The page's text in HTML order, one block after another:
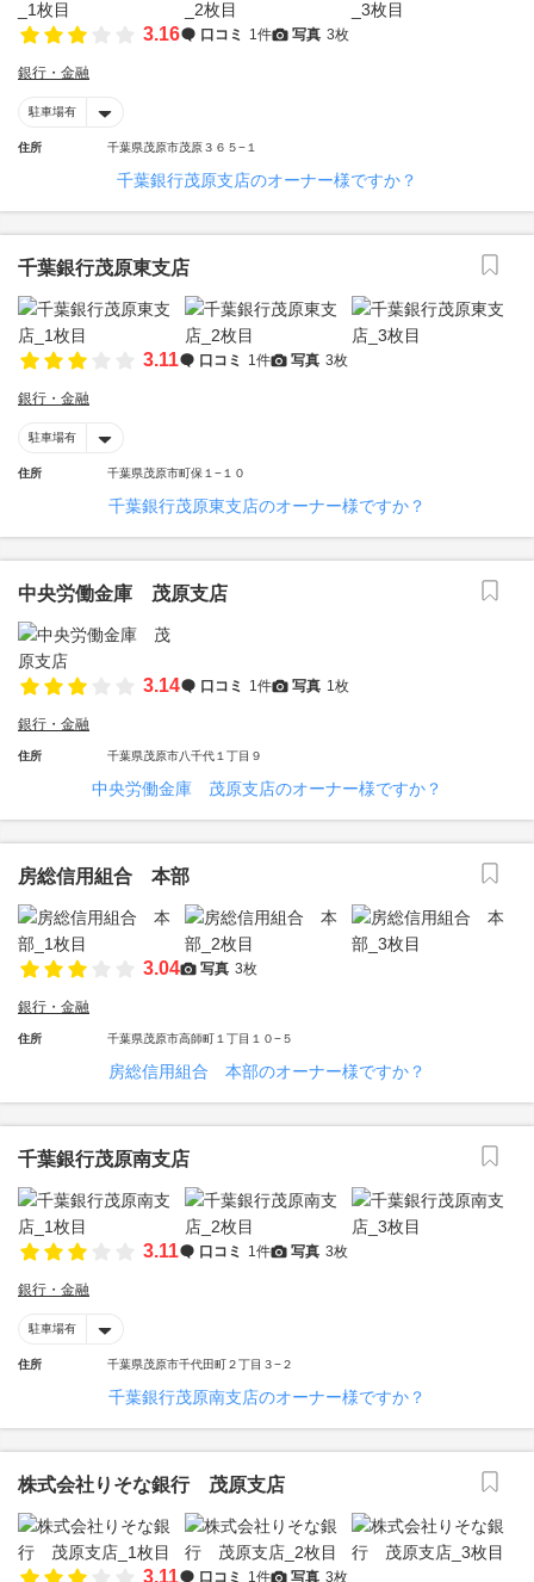
3.16 口コミ 1件 写真 3枚
銀行・金融
駐車場有
住所 千葉県茂原市茂原３６５−１
千葉銀行茂原支店のオーナー様ですか？
千葉銀行茂原東支店
3.11 口コミ 1件 写真 3枚
銀行・金融
駐車場有
住所 千葉県茂原市町保１−１０
千葉銀行茂原東支店のオーナー様ですか？
中央労働金庫 茂原支店
3.14 口コミ 1件 写真 1枚
銀行・金融
住所 千葉県茂原市八千代１丁目９
中央労働金庫 茂原支店のオーナー様ですか？
房総信用組合 本部
3.04 写真 3枚
銀行・金融
住所 千葉県茂原市高師町１丁目１０−５
房総信用組合 本部のオーナー様ですか？
千葉銀行茂原南支店
3.11 口コミ 1件 写真 3枚
銀行・金融
駐車場有
住所 千葉県茂原市千代田町２丁目３−２
千葉銀行茂原南支店のオーナー様ですか？
株式会社りそな銀行 茂原支店
3.11 口コミ 1件 写真 3枚